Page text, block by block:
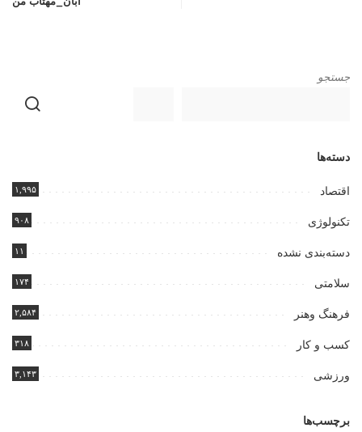
جستجو
دسته‌ها
اقتصاد ۱,۹۹۵
تکنولوژی ۹۰۸
دسته‌بندی نشده ۱۱
سلامتی ۱۷۴
فرهنگ وهنر ۲,۵۸۴
کسب و کار ۳۱۸
ورزشی ۳,۱۴۳
برچسب‌ها